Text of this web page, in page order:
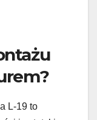
L-19 to